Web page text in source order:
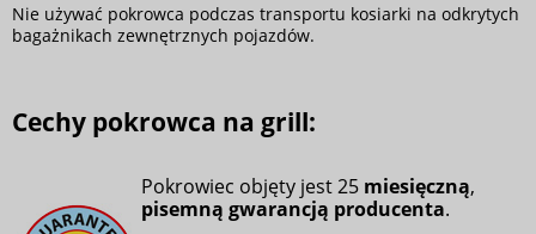
Nie używać pokrowca podczas transportu kosiarki na odkrytych
bagażnikach zewnętrznych pojazdów.
Cechy pokrowca na grill:
Pokrowiec objęty jest 25 miesięczną,
pisemną gwarancją producenta.